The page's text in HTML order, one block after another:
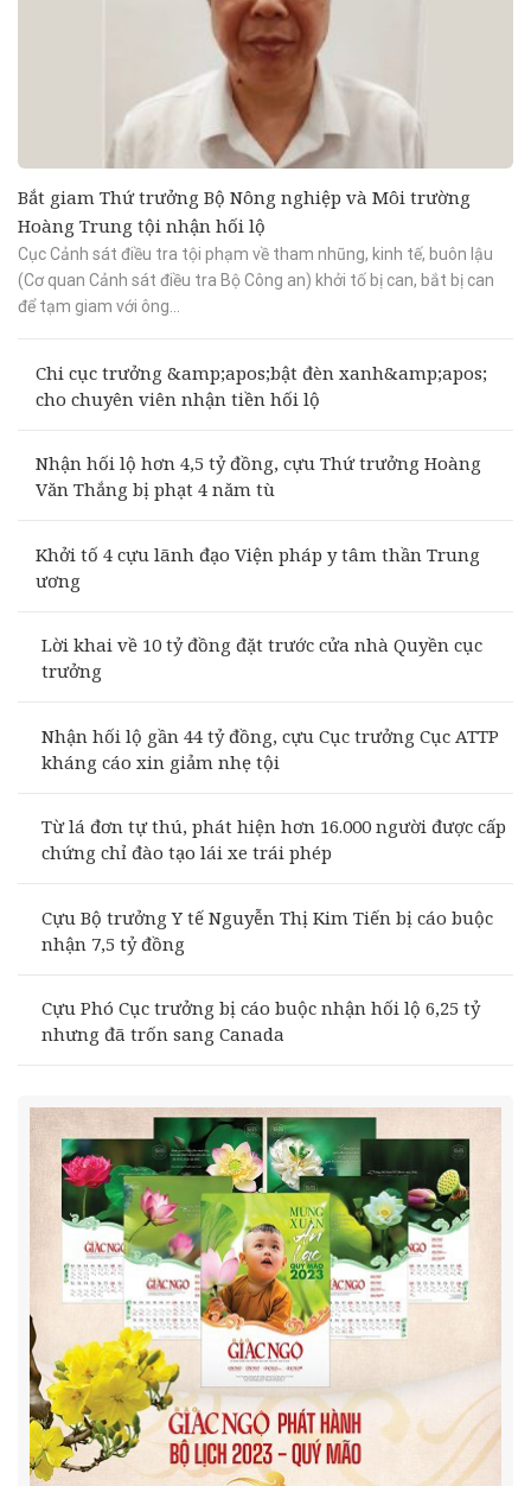
Bắt giam Thứ trưởng Bộ Nông nghiệp và Môi trường
Hoàng Trung tội nhận hối lộ
Cục Cảnh sát điều tra tội phạm về tham nhũng, kinh tế, buôn lậu
(Cơ quan Cảnh sát điều tra Bộ Công an) khởi tố bị can, bắt bị can
để tạm giam với ông...
Chi cục trưởng &amp;apos;bật đèn xanh&amp;apos;
cho chuyên viên nhận tiền hối lộ
Nhận hối lộ hơn 4,5 tỷ đồng, cựu Thứ trưởng Hoàng
Văn Thắng bị phạt 4 năm tù
Khởi tố 4 cựu lãnh đạo Viện pháp y tâm thần Trung
ương
Lời khai về 10 tỷ đồng đặt trước cửa nhà Quyền cục
trưởng
Nhận hối lộ gần 44 tỷ đồng, cựu Cục trưởng Cục ATTP
kháng cáo xin giảm nhẹ tội
Từ lá đơn tự thú, phát hiện hơn 16.000 người được cấp
chứng chỉ đào tạo lái xe trái phép
Cựu Bộ trưởng Y tế Nguyễn Thị Kim Tiến bị cáo buộc
nhận 7,5 tỷ đồng
Cựu Phó Cục trưởng bị cáo buộc nhận hối lộ 6,25 tỷ
nhưng đã trốn sang Canada